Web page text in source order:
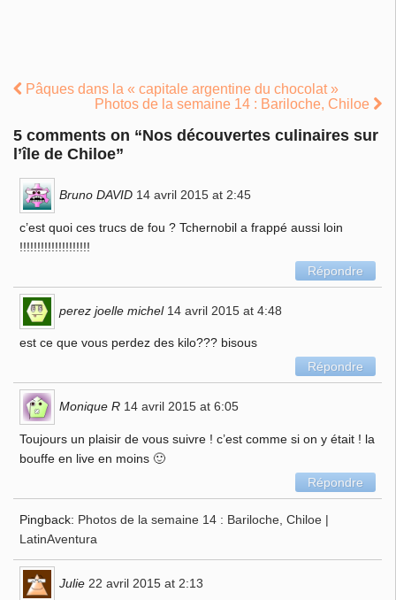
Pâques dans la « capitale argentine du chocolat »
Photos de la semaine 14 : Bariloche, Chiloe
5 comments on “Nos découvertes culinaires sur
l’île de Chiloe”
Bruno DAVID 14 avril 2015 at 2:45
c’est quoi ces trucs de fou ? Tchernobil a frappé aussi loin
!!!!!!!!!!!!!!!!!!!!
Répondre
perez joelle michel 14 avril 2015 at 4:48
est ce que vous perdez des kilo??? bisous
Répondre
Monique R 14 avril 2015 at 6:05
Toujours un plaisir de vous suivre ! c’est comme si on y était ! la
bouffe en live en moins 🙂
Répondre
Pingback: Photos de la semaine 14 : Bariloche, Chiloe |
LatinAventura
Julie 22 avril 2015 at 2:13